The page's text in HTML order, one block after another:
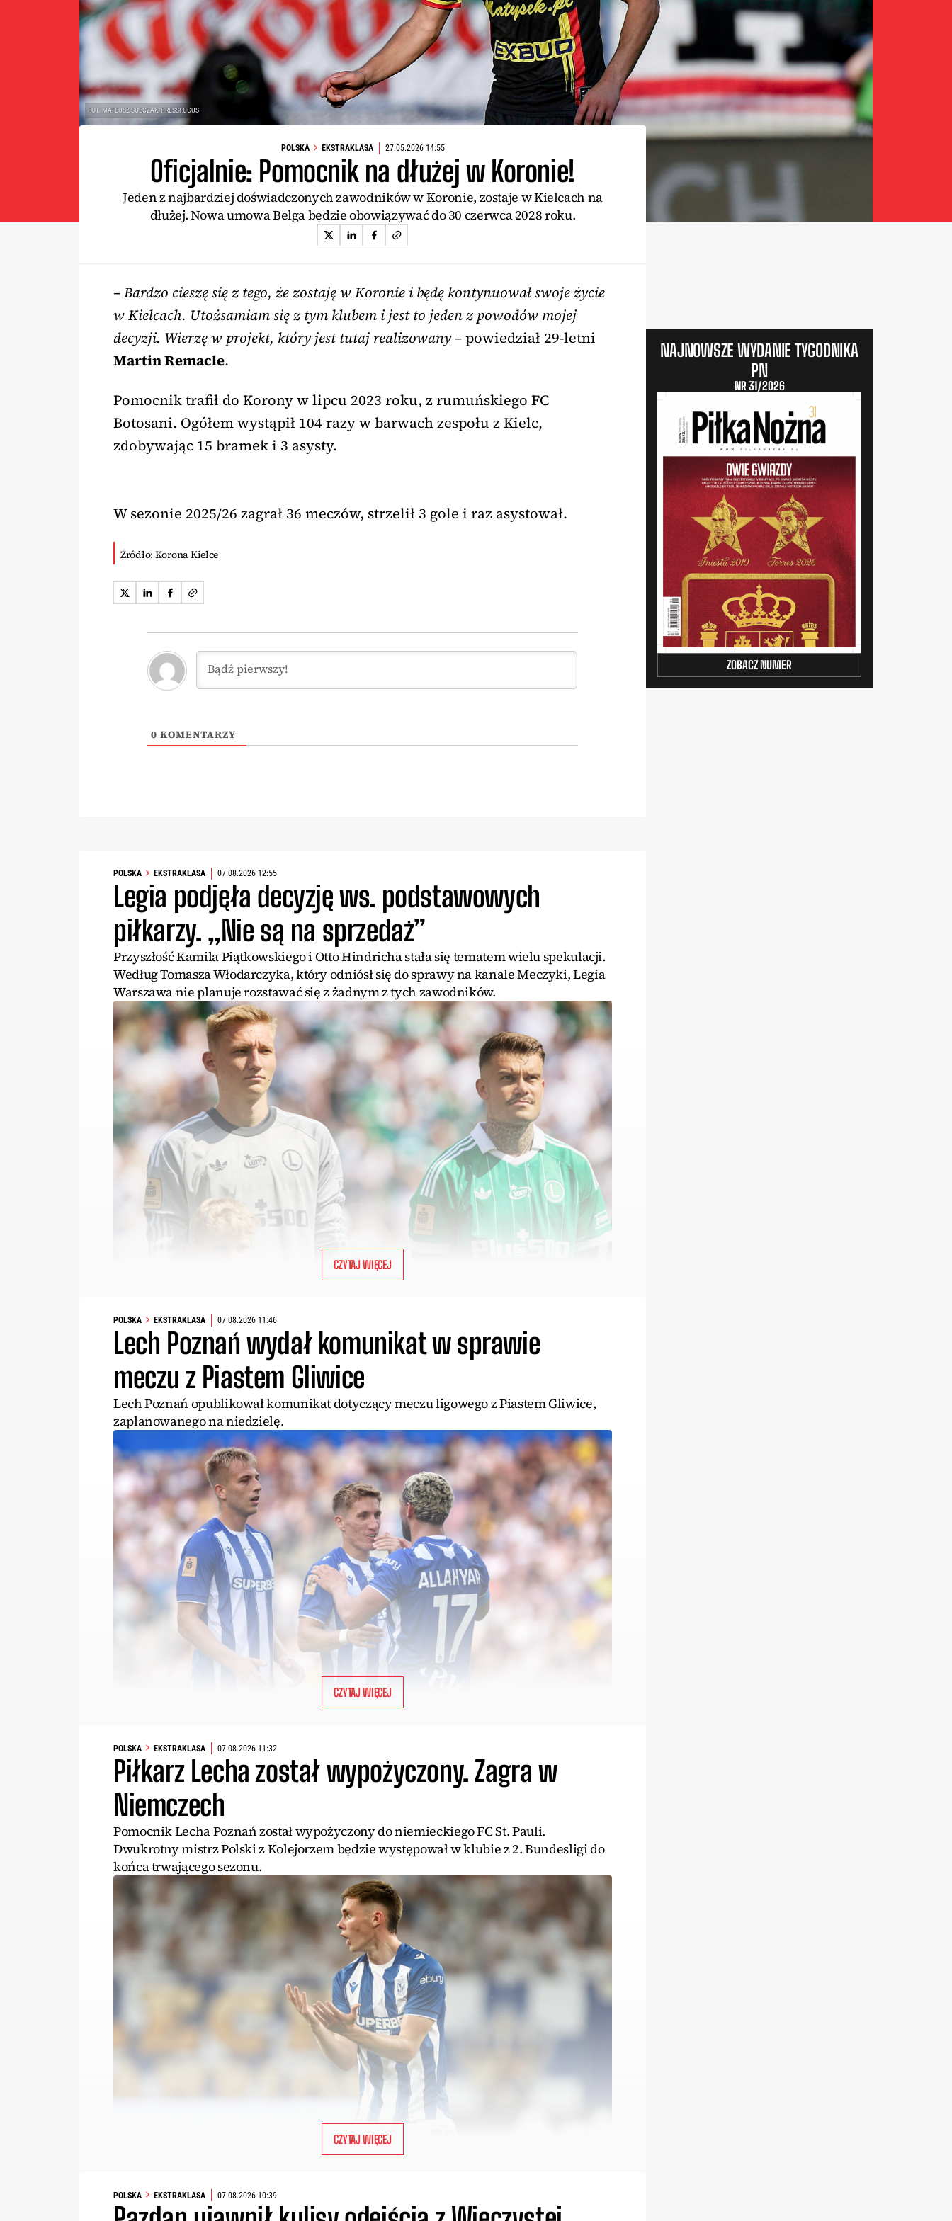
FOT. MATEUSZ SOBCZAK/PRESSFOCUS
POLSKA EKSTRAKLASA 27.05.2026 14:55
Oficjalnie: Pomocnik na dłużej w Koronie!
Jeden z najbardziej doświadczonych zawodników w Koronie, zostaje w Kielcach na
dłużej. Nowa umowa Belga będzie obowiązywać do 30 czerwca 2028 roku.
– Bardzo cieszę się z tego, że zostaję w Koronie i będę kontynuował swoje życie
w Kielcach. Utożsamiam się z tym klubem i jest to jeden z powodów mojej
decyzji. Wierzę w projekt, który jest tutaj realizowany –powiedział 29-letni
Martin Remacle.
Pomocnik trafił do Korony w lipcu 2023 roku, z rumuńskiego FC
Botosani. Ogółem wystąpił 104 razy w barwach zespołu z Kielc,
zdobywając 15 bramek i 3 asysty.
W sezonie 2025/26 zagrał 36 meczów, strzelił 3 gole i raz asystował.
Źródło: Korona Kielce
0 KOMENTARZY
NAJNOWSZE WYDANIE TYGODNIKA
PN
NR 31/2026
ZOBACZ NUMER
POLSKA EKSTRAKLASA 07.08.2026 12:55
Legia podjęła decyzję ws. podstawowych
piłkarzy. „Nie są na sprzedaż”
Przyszłość Kamila Piątkowskiego i Otto Hindricha stała się tematem wielu spekulacji.
Według Tomasza Włodarczyka, który odniósł się do sprawy na kanale Meczyki, Legia
Warszawa nie planuje rozstawać się z żadnym z tych zawodników.
CZYTAJ WIĘCEJ
POLSKA EKSTRAKLASA 07.08.2026 11:46
Lech Poznań wydał komunikat w sprawie
meczu z Piastem Gliwice
Lech Poznań opublikował komunikat dotyczący meczu ligowego z Piastem Gliwice,
zaplanowanego na niedzielę.
CZYTAJ WIĘCEJ
POLSKA EKSTRAKLASA 07.08.2026 11:32
Piłkarz Lecha został wypożyczony. Zagra w
Niemczech
Pomocnik Lecha Poznań został wypożyczony do niemieckiego FC St. Pauli.
Dwukrotny mistrz Polski z Kolejorzem będzie występował w klubie z 2. Bundesligi do
końca trwającego sezonu.
CZYTAJ WIĘCEJ
POLSKA EKSTRAKLASA 07.08.2026 10:39